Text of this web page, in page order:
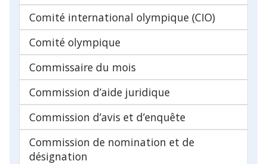
Comité international olympique (CIO)
Comité olympique
Commissaire du mois
Commission d’aide juridique
Commission d’avis et d’enquête
Commission de nomination et de
désignation